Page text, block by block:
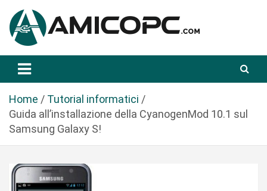
a
Amicopc.com
Home
Tutorial informatici
Guida all’installazione della CyanogenMod 10.1 sul
Samsung Galaxy S!